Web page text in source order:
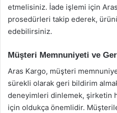
etmelisiniz. İade işlemi için
prosedürleri takip ederek,
edebilirsiniz.
Müşteri Memnuniyeti ve
Aras Kargo, müşteri
sürekli olarak geri bildirim
deneyimleri dinlemek, şirketin
için oldukça önemlidir.